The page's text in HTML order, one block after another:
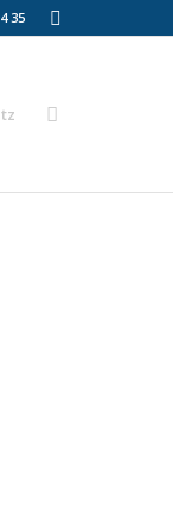
35